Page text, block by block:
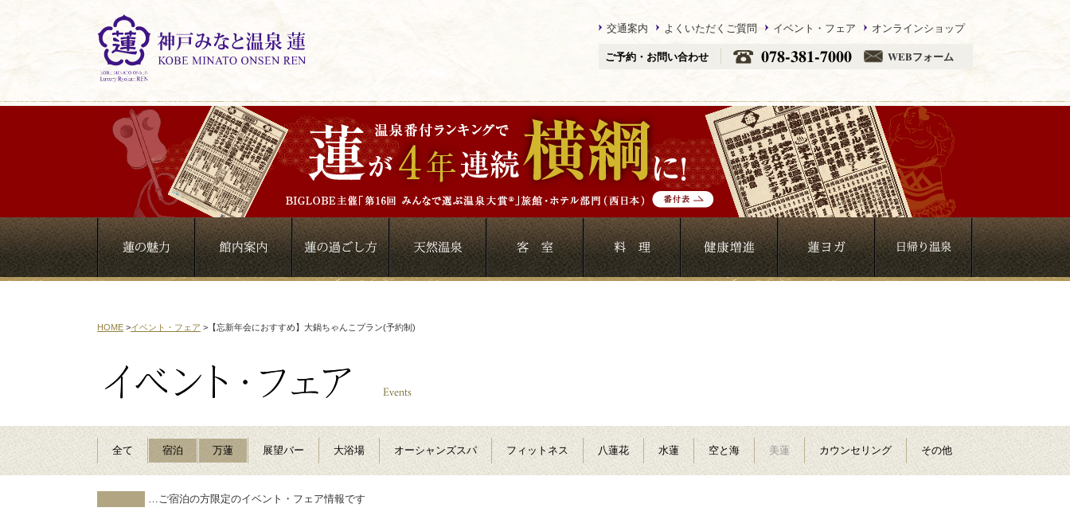
交通案内 よくいただくご質問 イベント・フェア オンラインショップ
ご予約・お問い合わせ 078-381-7000 WEBフォーム
HOME >イベント・フェア > 【忘新年会におすすめ】大鍋ちゃんこプラン(予約制)
全て 宿泊 万蓮 展望バー 大浴場 オーシャンズスパ フィットネス 八蓮花 水蓮 空と海 美蓮 カウンセリング その他
…ご宿泊の方限定のイベント・フェア情報です